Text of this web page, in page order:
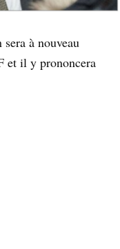
à nouveau
et il y prononcera